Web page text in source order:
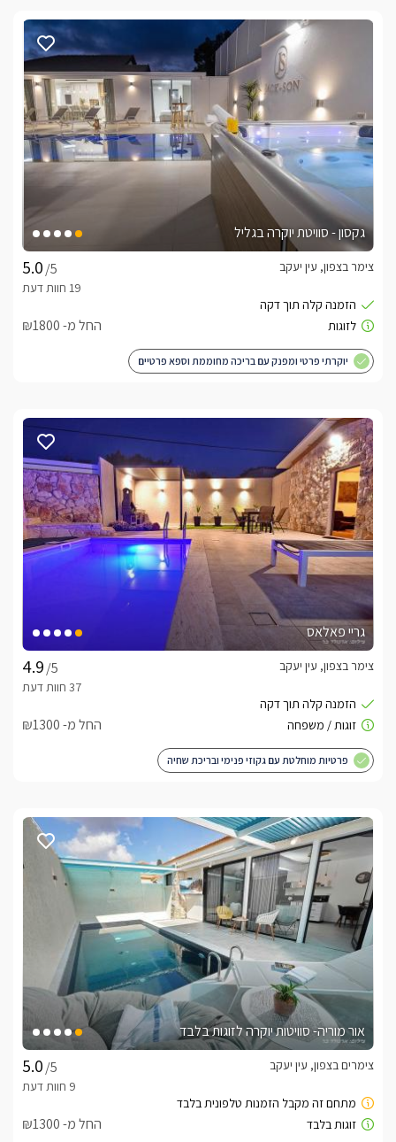
גקסון - סוויטת יוקרה בגליל
/5
צימר בצפון, עין יעקב
החל מ- ₪1800
יוקרתי פרטי ומפנק עם בריכה מחוממת וספא פרטיים
גריי פאלאס
/5
צימר בצפון, עין יעקב
החל מ- ₪1300
פרטיות מוחלטת עם גקוזי פנימי ובריכת שחיה
אור מוריה- סוויטות יוקרה לזוגות בלבד
/5
צימרים בצפון, עין יעקב
החל מ- ₪1300